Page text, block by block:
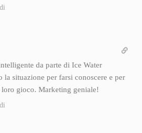
da parte di Ice Water
la situazione per farsi conoscere e per
loro gioco. Marketing geniale!